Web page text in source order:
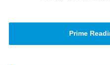
Prime